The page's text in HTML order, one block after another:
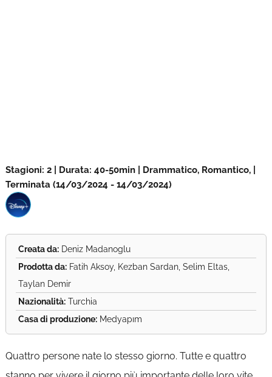
Stagioni: 2 | Durata: 40-50min | Drammatico, Romantico, |
Terminata (14/03/2024 - 14/03/2024)
Creata da:Deniz Madanoglu
Prodotta da:Fatih Aksoy, Kezban Sardan, Selim Eltas,
Taylan Demir
Nazionalità:Turchia
Casa di produzione:Medyapım
Quattro persone nate lo stesso giorno. Tutte e quattro